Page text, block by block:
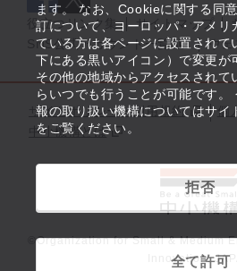
ます。 なお、Cookieに関する同
訂について、ヨーロッパ・アメリ
ている方は各ページに設置されて
下にある黒いアイコン）で変更が
その他の地域からアクセスされ
らいつでも行うことが可能です。
報の取り扱い機構についてはサイ
をご覧ください。
拒否
全て許可
役立つリンク集 サイトマップ
SNS公式アカウント一覧
ウェ
サイトポリシー・利用規約
個
中小機構とは
©Organization for Small & Medium
Innovation,